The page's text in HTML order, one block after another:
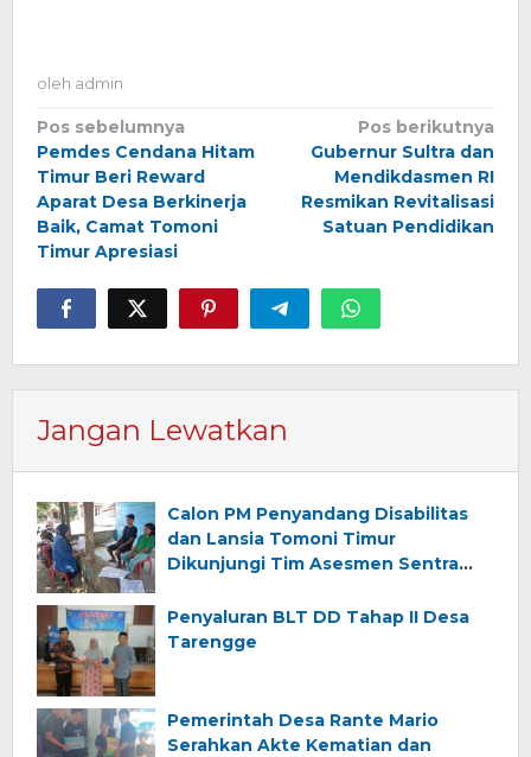
oleh admin
Navigasi
pos
Pos sebelumnya
Pemdes Cendana Hitam
Timur Beri Reward
Aparat Desa Berkinerja
Baik, Camat Tomoni
Timur Apresiasi
Pos berikutnya
Gubernur Sultra dan
Mendikdasmen RI
Resmikan Revitalisasi
Satuan Pendidikan
Jangan Lewatkan
Calon PM Penyandang Disabilitas
dan Lansia Tomoni Timur
Dikunjungi Tim Asesmen Sentra
Penyaluran BLT DD Tahap II Desa
Tarengge
Pemerintah Desa Rante Mario
Serahkan Akte Kematian dan